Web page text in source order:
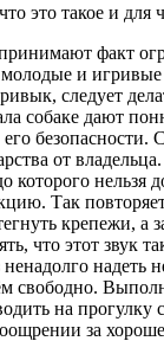
это такое и для
факт
и
следует
собаке дают
его
от
которого нельзя
Так
крепежи, а
что этот звук
надеть
свободно.
на прогулку
за